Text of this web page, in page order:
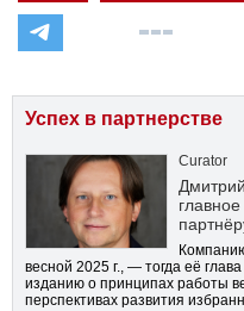
Успех в партнерстве
Curator
весной 2025 г., — тогда её
изданию о принципах работы
перспективах развития